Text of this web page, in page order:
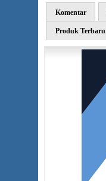
Komentar
Produk Terbaru